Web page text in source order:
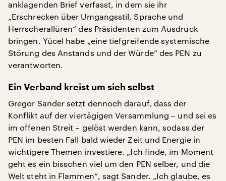
anklagenden Brief verfasst, in dem sie ihr
„Erschrecken über Umgangsstil, Sprache und
Herrscherallüren“ des Präsidenten zum Ausdruck
bringen. Yücel habe „eine tiefgreifende systemische
Störung des Anstands und der Würde“ des PEN zu
verantworten.
Ein Verband kreist um sich selbst
Gregor Sander setzt dennoch darauf, dass der
Konflikt auf der viertägigen Versammlung – und sei es
im offenen Streit – gelöst werden kann, sodass der
PEN im besten Fall bald wieder Zeit und Energie in
wichtigere Themen investiere. „Ich finde, im Moment
geht es ein bisschen viel um den PEN selber, und die
Welt steht in Flammen“, sagt Sander. „Ich glaube, es